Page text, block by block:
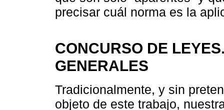
precisar cuál norma es la
CONCURSO DE
GENERALES
Tradicionalmente, y sin
objeto de este trabajo,